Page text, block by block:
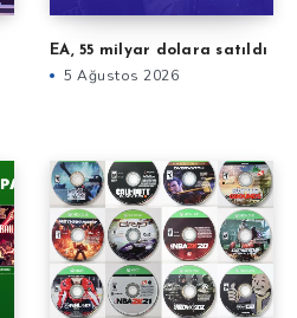
EA, 55 milyar dolara satıldı
5 Ağustos 2026